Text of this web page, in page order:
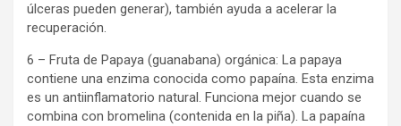
úlceras pueden generar), también ayuda a acelerar la
recuperación.
6 – Fruta de Papaya (guanabana) orgánica: La papaya
contiene una enzima conocida como papaína. Esta enzima
es un antiinflamatorio natural. Funciona mejor cuando se
combina con bromelina (contenida en la piña). La papaína